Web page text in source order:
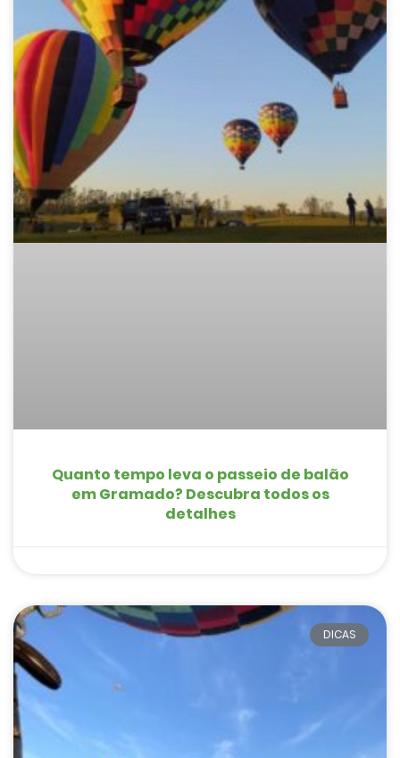
Quanto tempo leva o passeio de balão
em Gramado? Descubra todos os
detalhes
DICAS